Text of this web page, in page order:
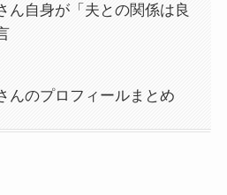
ん自身が「夫との関係は良
んのプロフィールまとめ